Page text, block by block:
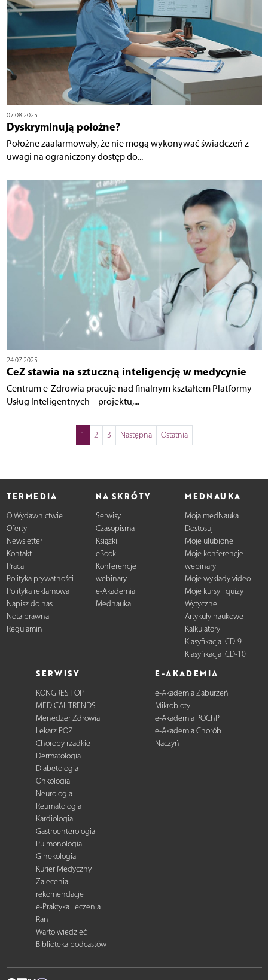
07.08.2025
Dyskryminują położne?
Położne zaalarmowały, że nie mogą wykonywać świadczeń z
uwagi na ograniczony dostęp do...
24.07.2025
CeZ stawia na sztuczną inteligencję w medycynie
Centrum e-Zdrowia pracuje nad finalnym kształtem Platformy
Usług Inteligentnych – projektu,...
1 2 3 Następna Ostatnia
TERMEDIA
O Wydawnictwie
Oferty
Newsletter
Kontakt
Praca
Polityka prywatności
Polityka reklamowa
Napisz do nas
Nota prawna
Regulamin
NA SKRÓTY
Serwisy
Czasopisma
Książki
eBooki
Konferencje i
webinary
e-Akademia
Mednauka
MEDNAUKA
Moja medNauka
Dostosuj
Moje ulubione
Moje konferencje i
webinary
Moje wykłady video
Moje kursy i quizy
Wytyczne
Artykuły naukowe
Kalkulatory
Klasyfikacja ICD-9
Klasyfikacja ICD-10
SERWISY
KONGRES TOP
MEDICAL TRENDS
Menedżer Zdrowia
Lekarz POZ
Choroby rzadkie
Dermatologia
Diabetologia
Onkologia
Neurologia
Reumatologia
Kardiologia
Gastroenterologia
Pulmonologia
Ginekologia
Kurier Medyczny
Zalecenia i
rekomendacje
e-Praktyka Leczenia
Ran
Warto wiedzieć
Biblioteka podcastów
E-AKADEMIA
e-Akademia Zaburzeń
Mikrobioty
e-Akademia POChP
e-Akademia Chorób
Naczyń